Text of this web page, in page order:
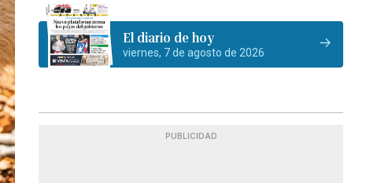
El diario de hoy
viernes, 7 de agosto de 2026
PUBLICIDAD